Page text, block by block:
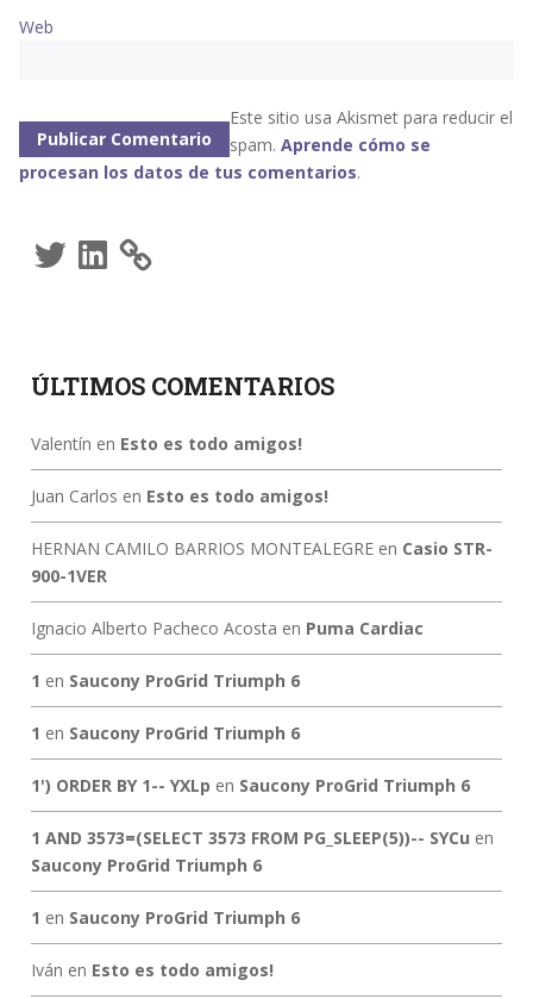
Web
Este sitio usa Akismet para reducir el
spam. Aprende cómo se
procesan los datos de tus comentarios.
TwitterLinkedIn
ÚLTIMOS COMENTARIOS
Valentín en Esto es todo amigos!
Juan Carlos en Esto es todo amigos!
HERNAN CAMILO BARRIOS MONTEALEGREen Casio STR-
900-1VER
Ignacio Alberto Pacheco Acosta en Puma Cardiac
1 en Saucony ProGrid Triumph 6
1 en Saucony ProGrid Triumph 6
1') ORDER BY 1-- YXLp en Saucony ProGrid Triumph 6
1 AND 3573=(SELECT 3573 FROM PG_SLEEP(5))-- SYCu en
Saucony ProGrid Triumph 6
1 en Saucony ProGrid Triumph 6
Iván en Esto es todo amigos!